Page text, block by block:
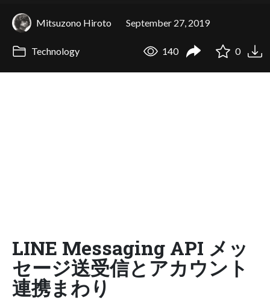
Mitsuzono Hiroto September 27, 2019
Technology 140 0
LINE Messaging API メッ
セージ送受信とアカウント
連携まわり